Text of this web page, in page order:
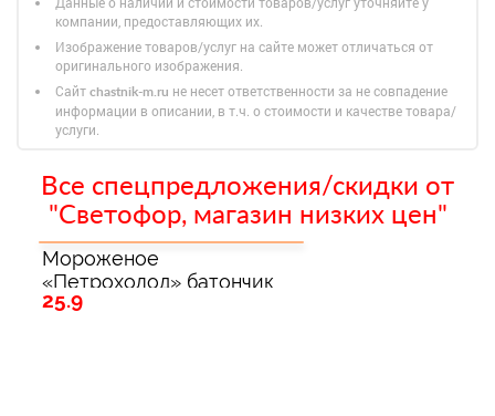
компании, предоставляющих их.
Изображение товаров/услуг на сайте может отличаться от
оригинального изображения.
Сайт chastnik-m.ru не несет ответственности за не совпадение
информации в описании, в т.ч. о стоимости и качестве товара/
услуги.
Все спецпредложения/скидки от
"Светофор, магазин низких цен"
Мороженое
«Петрохолод» батончик
сливочный
25.9